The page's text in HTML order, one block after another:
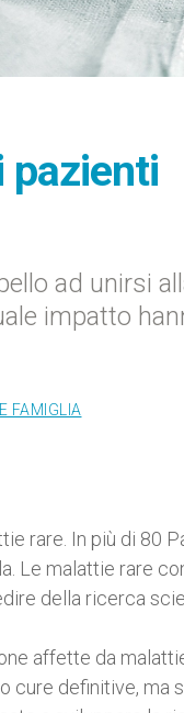
pazienti
ad unirsi
impatto
FAMIGLIA
rare. In più di 80
Le malattie rare
della ricerca
affette da
definitive, ma